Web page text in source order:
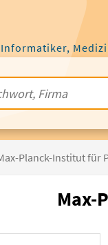
Planck-Institut für
Max-